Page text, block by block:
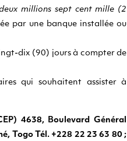
millions sept cent mille (2
par une banque installée ou
dix (90) jours à compter de
qui souhaitent assister à
4638, Boulevard Général
Togo Tél. +228 22 23 63 80 ;